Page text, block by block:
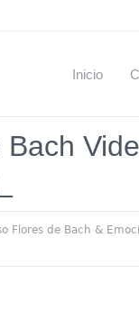
Inicio
Flores de Bach &